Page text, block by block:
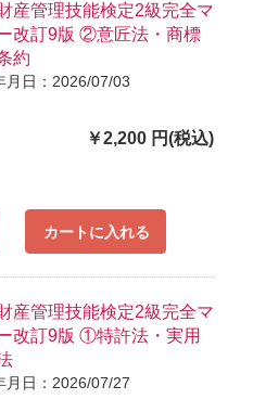
産管理技能検定2級完全マ
改訂9版 ②意匠法・商標
約
月日：2026/07/03
￥2,200 円(税込)
カートに入れる
産管理技能検定2級完全マ
改訂9版 ①特許法・実用
月日：2026/07/27